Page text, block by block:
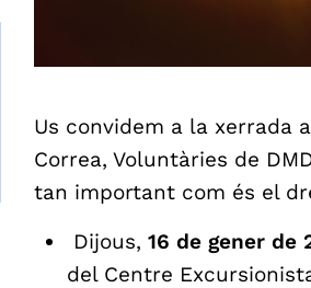
Us convidem a la xerrada
Correa, Voluntàries de
tan important com és el
Dijous, 16 de gener de
del Centre